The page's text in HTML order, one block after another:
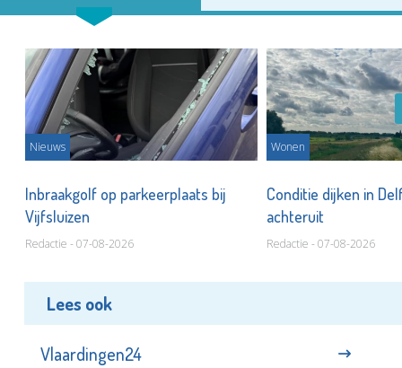
Nieuws
Inbraakgolf op parkeerplaats bij
Vijfsluizen
Redactie - 07-08-2026
Wonen
Conditie dijken in
achteruit
Redactie - 07-08-2026
Lees ook
Vlaardingen24